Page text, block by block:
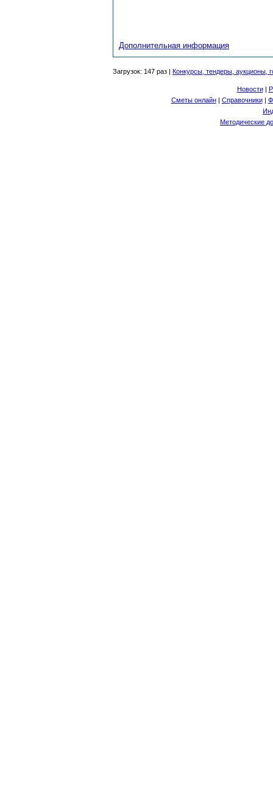
Дополнительная информация
Загрузок: 147 раз | Конкурсы, тендеры, аукционы,
Новости|
Сметы онлайн| Справочники|
Методические